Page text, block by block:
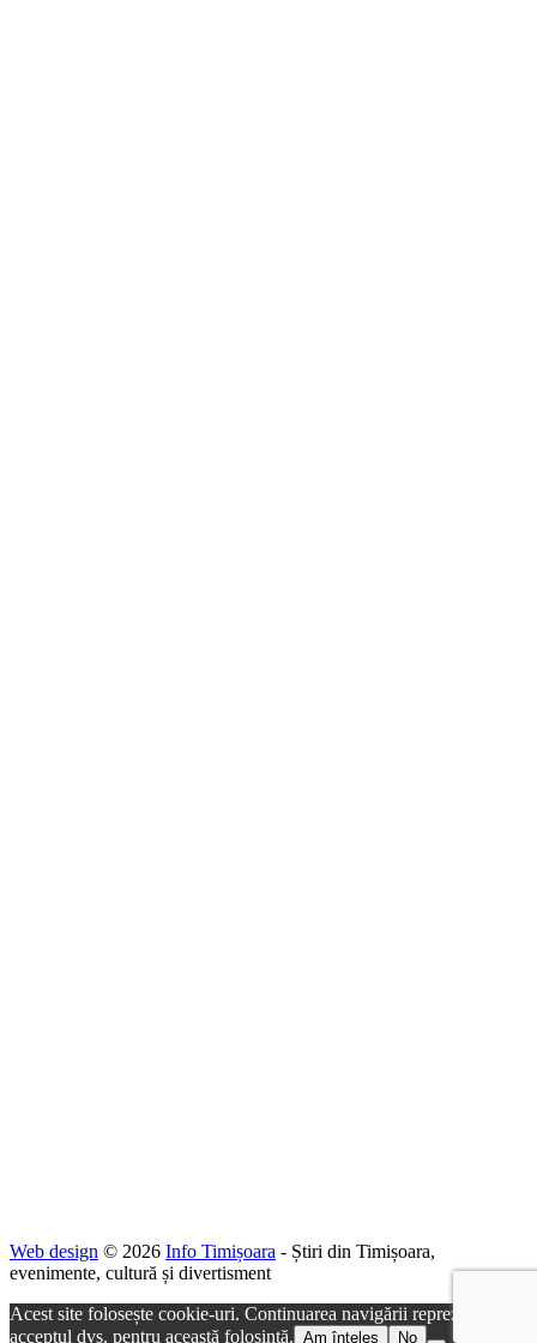
Web design © 2026 Info Timișoara - Știri din Timișoara,
evenimente, cultură și divertisment
Acest site folosește cookie-uri. Continuarea navigării reprezintă
acceptul dvs. pentru această folosință. Am înțeles No